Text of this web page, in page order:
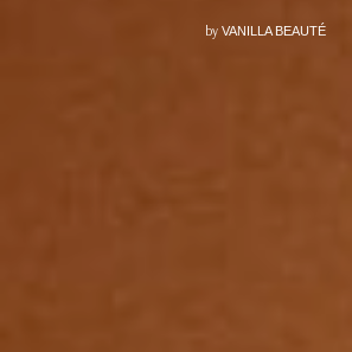
by VANILLA BEAUTÉ